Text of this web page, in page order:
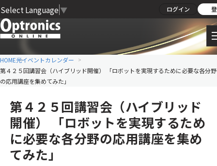
Select Language ▼ ログイン
HOME光イベントカレンダー
第４２５回講習会（ハイブリッド開催） 「ロボットを実現するために必要な各分野
の応用講座を集めてみた」
第４２５回講習会（ハイブリッド
開催） 「ロボットを実現するため
に必要な各分野の応用講座を集め
てみた」